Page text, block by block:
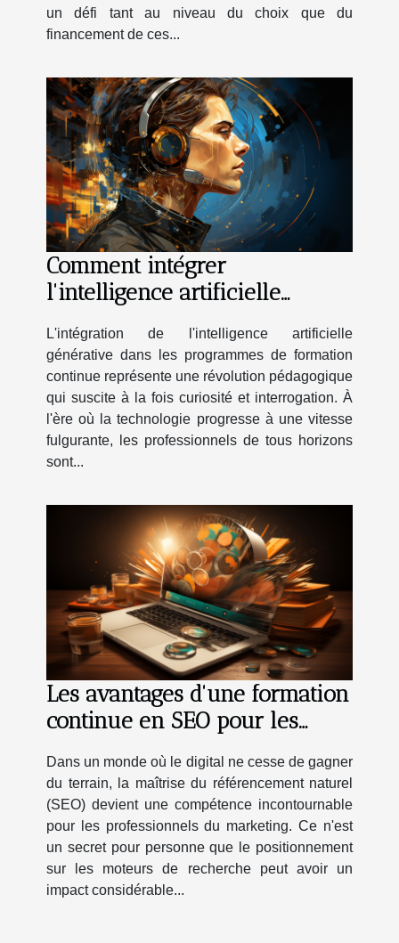
un défi tant au niveau du choix que du
financement de ces...
Comment intégrer
l'intelligence artificielle
programmes de formation
continue ?
L'intégration de l'intelligence artificielle
générative dans les programmes de formation
continue représente une révolution pédagogique
qui suscite à la fois curiosité et interrogation. À
l'ère où la technologie progresse à une vitesse
fulgurante, les professionnels de tous horizons
sont...
Les avantages d'une formation
continue en SEO pour les
Dans un monde où le digital ne cesse de gagner
du terrain, la maîtrise du référencement naturel
(SEO) devient une compétence incontournable
pour les professionnels du marketing. Ce n'est
un secret pour personne que le positionnement
sur les moteurs de recherche peut avoir un
impact considérable...